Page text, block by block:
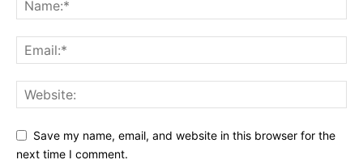
Save my name, email, and website in this browser for the
next time I comment.